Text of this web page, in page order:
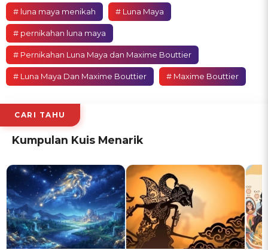
# luna maya menikah # Luna Maya
# pernikahan luna maya
# Pernikahan Luna Maya dan Maxime Bouttier
# Luna Maya Dan Maxime Bouttier # Maxime Bouttier
CARI TAHU
Kumpulan Kuis Menarik